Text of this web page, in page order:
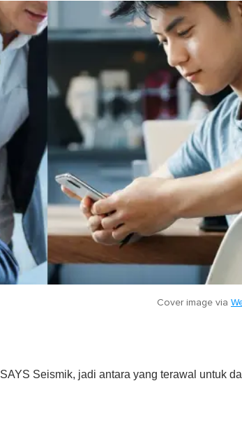
Cover image via
SAYS Seismik, jadi antara yang terawal untuk